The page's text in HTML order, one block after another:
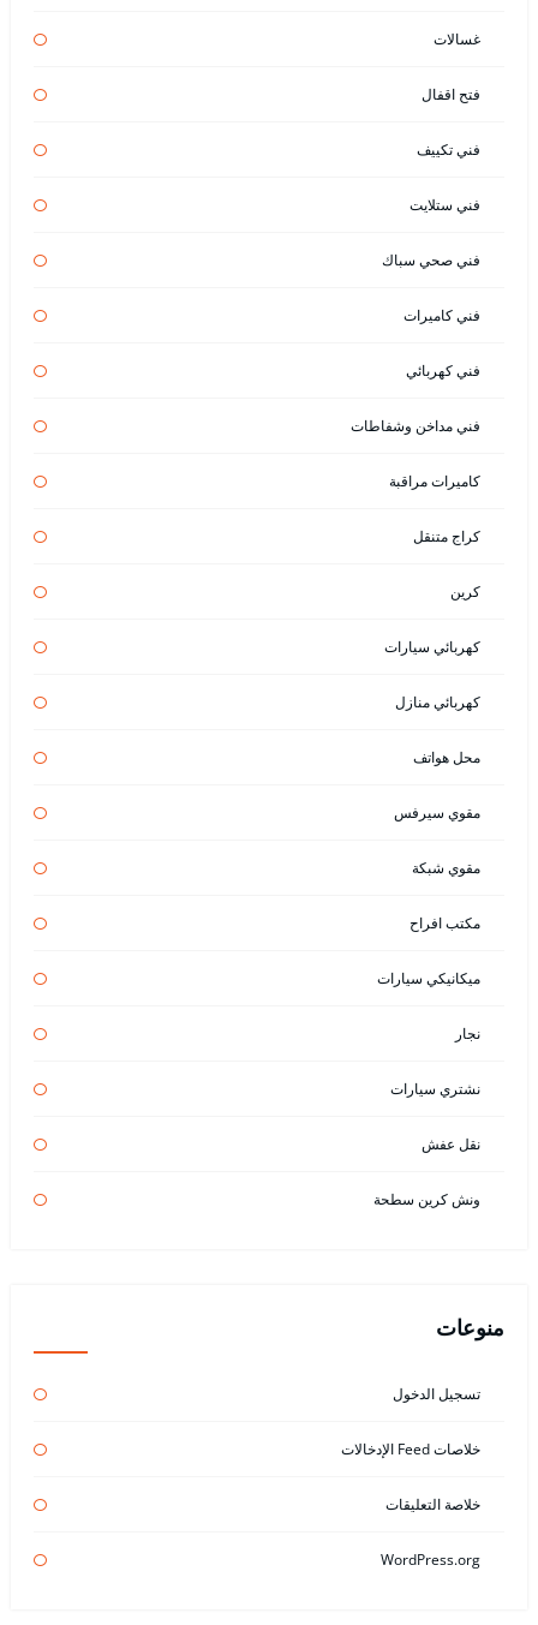
غسالات
فتح اقفال
فني تكييف
فني ستلايت
فني صحي سباك
فني كاميرات
فني كهربائي
فني مداخن وشفاطات
كاميرات مراقبة
كراج متنقل
كرين
كهربائي سيارات
كهربائي منازل
محل هواتف
مقوي سيرفس
مقوي شبكة
مكتب افراح
ميكانيكي سيارات
نجار
نشتري سيارات
نقل عفش
ونش كرين سطحة
منوعات
تسجيل الدخول
خلاصات Feed الإدخالات
خلاصة التعليقات
WordPress.org